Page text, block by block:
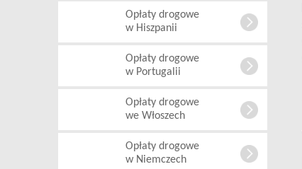
Opłaty drogowe
w Hiszpanii
Opłaty drogowe
w Portugalii
Opłaty drogowe
we Włoszech
Opłaty drogowe
w Niemczech